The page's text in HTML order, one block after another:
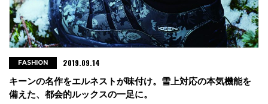
キーンの名作をエルネストが味付け。雪上対応の本気機能を
備えた、都会的ルックスの一足に。
FASHION 2019.09.14